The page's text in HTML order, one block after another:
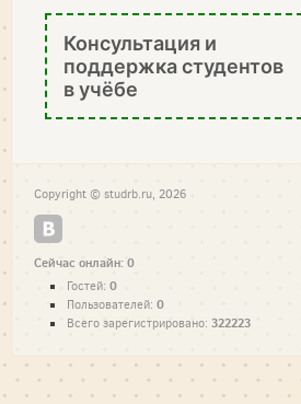
Консультация и
поддержка студентов
в учёбе
Copyright © studrb.ru, 2026
Сейчас онлайн: 0
Гостей: 0
Пользователей: 0
Всего зарегистрировано: 322223